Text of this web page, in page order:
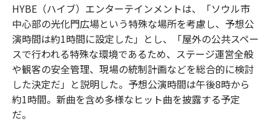
HYBE（ハイブ）エンターテインメントは、「ソウル市
中心部の光化門広場という特殊な場所を考慮し、予想公
演時間は約1時間に設定した」とし、「屋外の公共スペー
スで行われる特殊な環境であるため、ステージ運営全般
や観客の安全管理、現場の統制計画などを総合的に検討
した決定だ」と説明した。予想公演時間は午後8時から
約1時間。新曲を含め多様なヒット曲を披露する予定
だ。